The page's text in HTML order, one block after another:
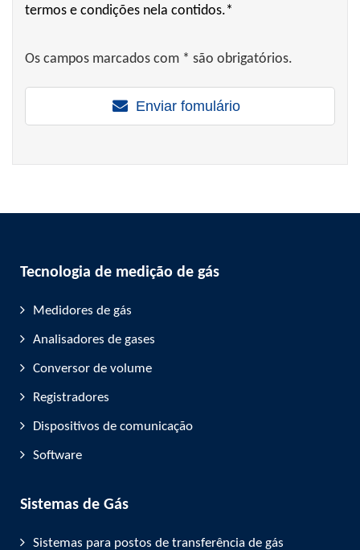
termos e condições nela contidos.*
Os campos marcados com * são obrigatórios.
Enviar fomulário
Tecnologia de medição de gás
Medidores de gás
Analisadores de gases
Conversor de volume
Registradores
Dispositivos de comunicação
Software
Sistemas de Gás
Sistemas para postos de transferência de gás